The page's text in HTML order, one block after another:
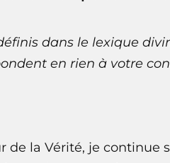
dans le lexique
en rien à votre
de la Vérité, je continue